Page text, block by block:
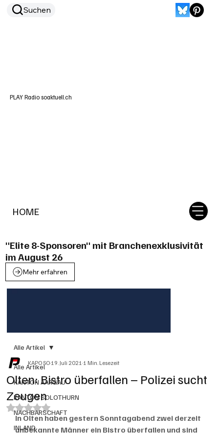
HOME
Suchen
PLAY Radio soaktuell.ch
"Elite 8-Sponsoren" mit Branchenexklusivität
im August 26
Mehr erfahren
Alle Artikel
KANTON AARGAU
KANTON SOLOTHURN
NACHBARSCHAFT
INLAND
Alle Artikel
Olten: Bistro überfallen – Polizei sucht
Zeugen
KAPO SO19. Juli 20211 Min. Lesezeit
Mit NaN von 5 Sternen bewertet.
In Olten haben gestern Sonntagabend zwei derzeit
unbekannte Männer ein Bistro überfallen und sind